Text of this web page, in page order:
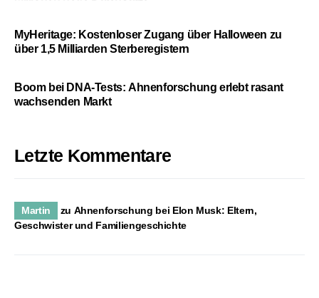
MyHeritage: Kostenloser Zugang über Halloween zu
über 1,5 Milliarden Sterberegistern
Boom bei DNA-Tests: Ahnenforschung erlebt rasant
wachsenden Markt
Letzte Kommentare
Martin zu Ahnenforschung bei Elon Musk: Eltern,
Geschwister und Familiengeschichte